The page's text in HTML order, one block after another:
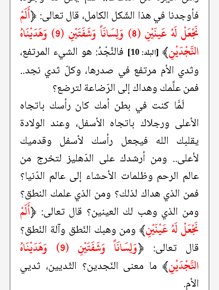
فأوجدنا في هذا الشّكل الكامل، قال تعالى: ﴿أَلَمْ
نَجْعَلْ لَهُ عَينَيْنِ (8) وَلِسَانَاً وَشَفَتَيْنِ (9) وَهَدَيْنَاهُ
النَّجْدَيْنِ﴾ [البلد: 10]
فالنَّجْدُ: هو الشيء المرتفع،
وثدي الأم مرتفع في صدرها، وكلّ ثدي نجد..
فمن علَّمك وهداك إلى الرّضاعة لترضع؟
لَمَّا كنت في بطن أمك كان رأسك باتجاه
الأعلى ورجلاك باتجاه الأسفل، وعند الولادة
يقلبك الله فيجعل رأسك لأسفل وقدميك
لأعلى.. ومن أرشدك على الدّهليز لتخرج من
عالم الرحم وظلمات الأحشاء إلى عالم الدّنيا؟
فمن الذي هداك لذلك؟ ومن الذي علمك النطق؟
ومن الذي وهب لك العينين؟ قال تعالى: ﴿أَلَمْ
نَجْعَلْ لَهُ عَيْنَيْنِ﴾ومن وهبك النّطق وآلة النّطق؟
قال تعالى: ﴿
وَلِسَانَاً وَشَفَتَيْنِ (9) وَهَدَيْنَاهُ
النَّجْدَيْنِ﴾ ما معنى النّجدين؟ الثّديين، ثديي
الأم.